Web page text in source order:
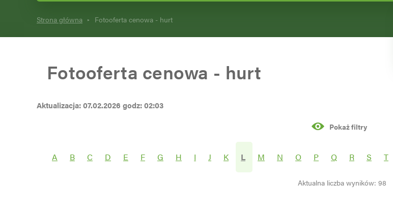
Strona główna Fotooferta cenowa - hurt
Fotooferta cenowa - hurt
Aktualizacja: 07.02.2026 godz: 02:03
Pokaż filtry
Wybierz nazwę rośliny
A B C D E F G H I J K L M N O P Q R S T
Aktualna liczba wyników: 98